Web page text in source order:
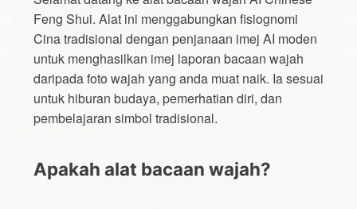
Feng Shui. Alat ini menggabungkan fisiognomi
Cina tradisional dengan penjanaan imej AI moden
untuk menghasilkan imej laporan bacaan wajah
daripada foto wajah yang anda muat naik. Ia sesuai
untuk hiburan budaya, pemerhatian diri, dan
pembelajaran simbol tradisional.
Apakah alat bacaan wajah?